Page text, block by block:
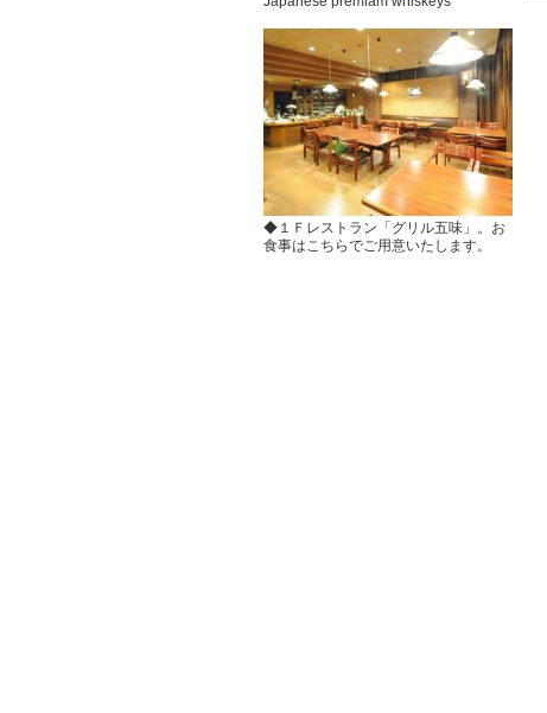
◆１Ｆレストラン「グリル五味」。お
食事はこちらでご用意いたします。